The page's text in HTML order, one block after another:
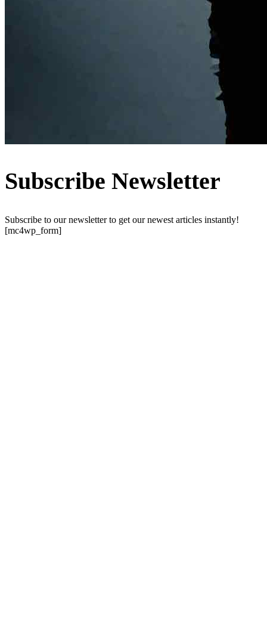
Subscribe Newsletter
Subscribe to our newsletter to get our newest articles instantly!
[mc4wp_form]